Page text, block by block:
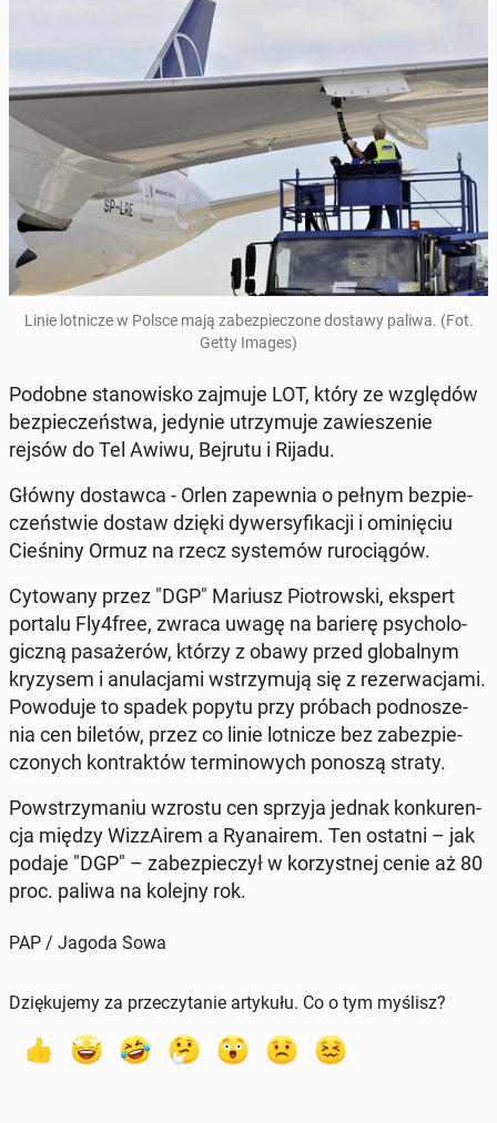
Linie lot­ni­cze w Polsce mają za­bez­pie­czo­ne dostawy paliwa. (Fot.
Getty Images)
Podobne sta­no­wi­sko zajmuje LOT, który ze wzglę­dów
bez­pie­czeń­stwa, jedynie utrzy­mu­je za­wie­sze­nie
rejsów do Tel Awiwu, Bejrutu i Rijadu.
Główny do­staw­ca - Orlen za­pew­nia o pełnym bez­pie­
czeń­stwie dostaw dzięki dy­wer­sy­fi­ka­cji i omi­nię­ciu
Cie­śni­ny Ormuz na rzecz sys­te­mów ru­ro­cią­gów.
Cy­to­wa­ny przez "DGP" Mariusz Pio­trow­ski, ekspert
portalu Fly4free, zwraca uwagę na barierę psy­cho­lo­
gicz­ną pa­sa­że­rów, którzy z obawy przed glo­bal­nym
kry­zy­sem i anu­la­cja­mi wstrzy­mu­ją się z re­zer­wa­cja­mi.
Po­wo­du­je to spadek popytu przy próbach pod­no­sze­
nia cen biletów, przez co linie lot­ni­cze bez za­bez­pie­
czo­nych kon­trak­tów ter­mi­no­wych ponoszą straty.
Po­wstrzy­ma­niu wzrostu cen sprzyja jednak kon­ku­ren­
cja między Wiz­zA­irem a Ry­ana­irem. Ten ostatni – jak
podaje "DGP" – za­bez­pie­czył w ko­rzyst­nej cenie aż 80
proc. paliwa na kolejny rok.
PAP / Jagoda Sowa
Dziękujemy za przeczytanie artykułu. Co o tym myślisz?